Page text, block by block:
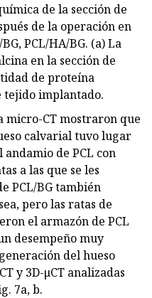
de la sección de
de la operación en
PCL/HA/BG. (a) La
en la sección de
de proteína
tejido implantado.
micro-CT mostraron que
calvarial tuvo lugar
de PCL con
a las que se les
PCL/BG también
pero las ratas de
el armazón de PCL
desempeño muy
del hueso
y 3D-μCT analizadas
7a, b.